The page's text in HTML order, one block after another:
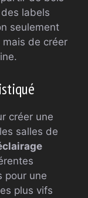
labels
seulement
mais de créer
créer une
salles de
pour une
plus vifs